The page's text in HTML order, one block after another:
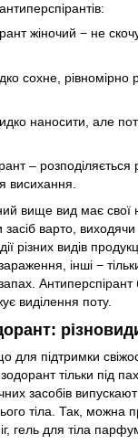
жіночий − не
сохне, рівномірно
наносити, але
–
висихання.
вище вид має свої
варто,
різних видів
інші −
Антиперспірант
виділення поту.
для підтримки
тільки під
засобів
тіла. Так, можна
гель для тіла